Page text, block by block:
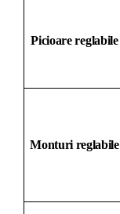
Picioare reglabile
Monturi reglabile